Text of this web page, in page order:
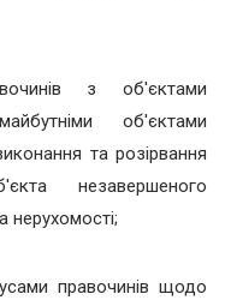
з об'єктами
об'єктами
та розірвання
незавершеного
нерухомості;
правочинів щодо